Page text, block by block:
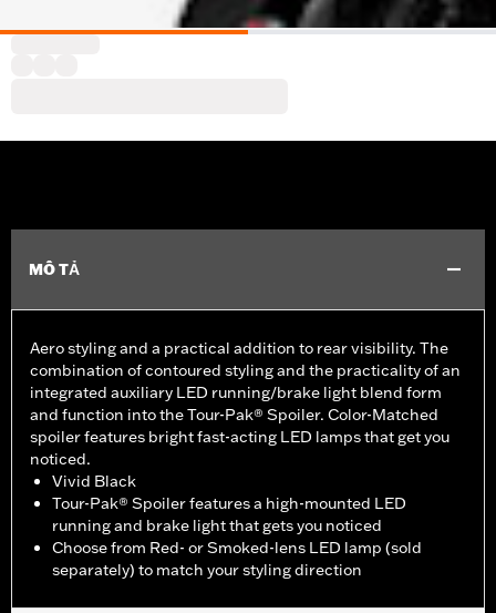
MÔ TẢ
Aero styling and a practical addition to rear visibility. The
combination of contoured styling and the practicality of an
integrated auxiliary LED running/brake light blend form
and function into the Tour-Pak® Spoiler. Color-Matched
spoiler features bright fast-acting LED lamps that get you
noticed.
Vivid Black
Tour-Pak® Spoiler features a high-mounted LED
running and brake light that gets you noticed
Choose from Red- or Smoked-lens LED lamp (sold
separately) to match your styling direction